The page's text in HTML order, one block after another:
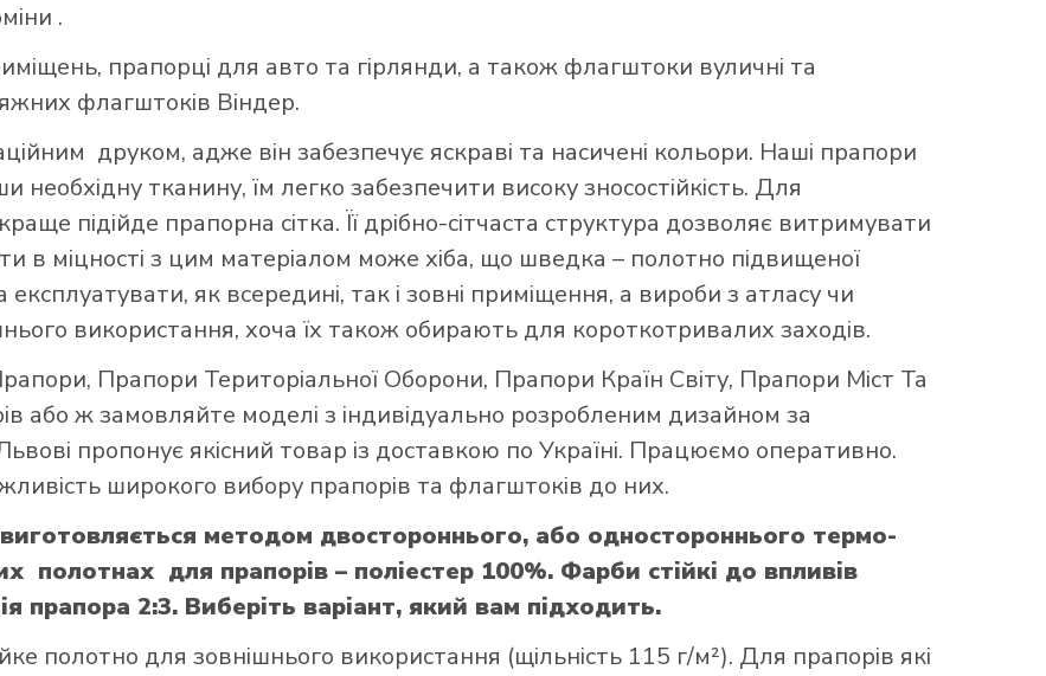
.
прапорці для авто та гірлянди, а також флагштоки вуличні та
флагштоків Віндер.
друком, адже він забезпечує яскраві та насичені кольори. Наші прапори
необхідну тканину, їм легко забезпечити високу зносостійкість. Для
підійде прапорна сітка. Її дрібно-сітчаста структура дозволяє витримувати
в міцності з цим матеріалом може хіба, що шведка – полотно підвищеної
як всередині, так і зовні приміщення, а вироби з атласу чи
використання, хоча їх також обирають для короткотривалих заходів.
, Прапори Територіальної Оборони, Прапори Країн Світу, Прапори Міст Та
або ж замовляйте моделі з індивідуально розробленим дизайном за
пропонує якісний товар із доставкою по Україні. Працюємо оперативно.
широкого вибору прапорів та флагштоків до них.
методом двостороннього, або одностороннього термо-
полотнах для прапорів – поліестер 100%. Фарби стійкі до впливів
прапора 2:3. Виберіть варіант, який вам підходить.
полотно для зовнішнього використання (щільність 115 г/м²). Для прапорів які